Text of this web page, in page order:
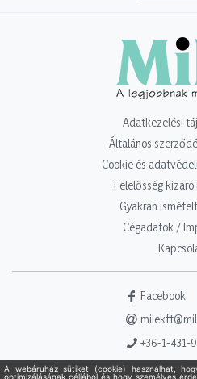
Adatkezelési
Általános
Cookie és
Felelősség
Gyakran
Cégadatok /
Facebook
+36-1-431-